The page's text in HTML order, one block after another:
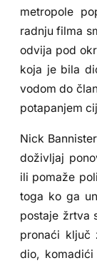
metropole
radnju filma
odvija pod
koja je bila
vodom do
potapanjem
Nick
doživljaj
ili pomaže
toga ko ga
postaje žrtva
pronaći ključ
dio,